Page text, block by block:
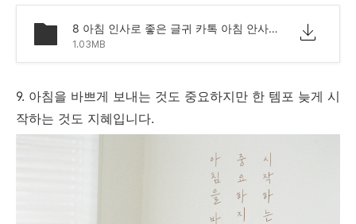
8 아침 인사로 좋은 글귀 카톡 아침 안사말 모음 문구.png
1.03MB
9. 아침을 바쁘게 보내는 것도 중요하지만 한 템포 늦게 시
작하는 것도 지혜입니다.